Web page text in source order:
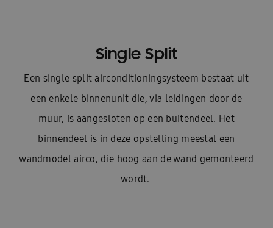
Single Split
Een single split airconditioningsysteem bestaat uit
een enkele binnenunit die, via leidingen door de
muur, is aangesloten op een buitendeel. Het
binnendeel is in deze opstelling meestal een
wandmodel airco, die hoog aan de wand gemonteerd
wordt.